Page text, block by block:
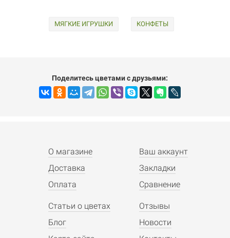
МЯГКИЕ ИГРУШКИ КОНФЕТЫ
Поделитесь цветами с друзьями:
О магазине
Доставка
Оплата
Ваш аккаунт
Закладки
Сравнение
Статьи о цветах
Блог
Отзывы
Новости